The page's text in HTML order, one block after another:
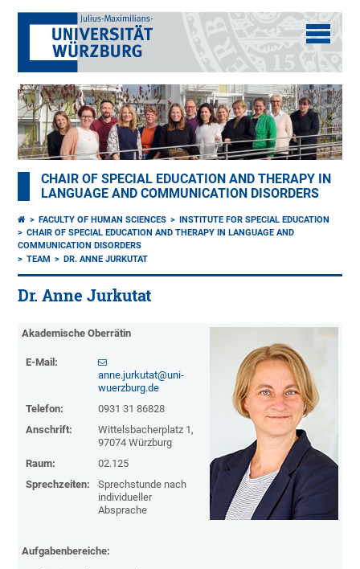
CHAIR OF SPECIAL EDUCATION AND THERAPY IN
LANGUAGE AND COMMUNICATION DISORDERS
FACULTY OF HUMAN SCIENCES
INSTITUTE FOR SPECIAL EDUCATION
CHAIR OF SPECIAL EDUCATION AND THERAPY IN LANGUAGE AND
COMMUNICATION DISORDERS
TEAM
DR. ANNE JURKUTAT
Dr. Anne Jurkutat
Akademische Oberrätin
E-Mail:
anne.jurkutat@uni-
wuerzburg.de
Telefon:
0931 31 86828
Anschrift:
Wittelsbacherplatz 1,
97074 Würzburg
Raum:
02.125
Sprechzeiten:
Sprechstunde nach
individueller
Absprache
Aufgabenbereiche: